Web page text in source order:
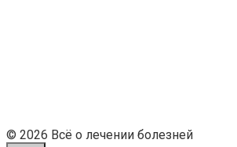
© 2026 Всё о лечении болезней